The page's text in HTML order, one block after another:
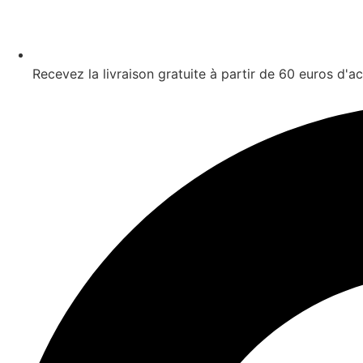
Recevez la livraison gratuite à partir de 60 euros